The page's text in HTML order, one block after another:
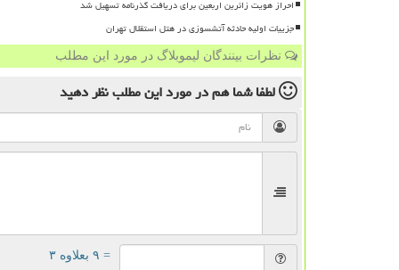
احراز هویت زائرین اربعین برای دریافت گذرنامه تسهیل شد
جزییات اولیه حادثه آتشسوزی در هتل استقلال تهران
نظرات بینندگان لیموبلاگ در مورد این مطلب
لطفا شما همدر مورد این مطلبنظر دهید
= ۹ بعلاوه ۳